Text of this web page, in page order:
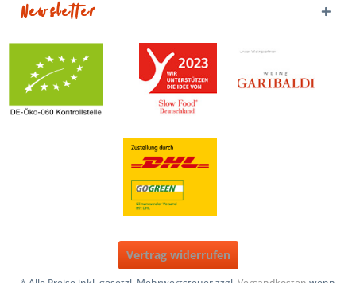
Newsletter
Vertrag widerrufen